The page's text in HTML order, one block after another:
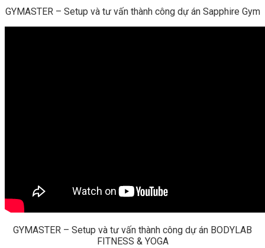
GYMASTER – Setup và tư vấn thành công dự án Sapphire Gym
GYMASTER – Setup và tư vấn thành công dự án BODYLAB
FITNESS & YOGA